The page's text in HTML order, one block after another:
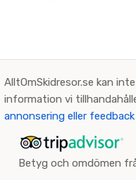
AlltOmSkidresor.se kan
information vi
annonsering eller
Betyg och omdömen